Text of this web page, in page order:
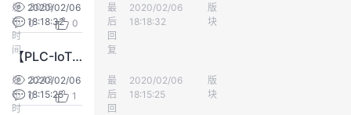
的
课
程
我
的
认
我
的
我
技
术
支
的
云
声
发
布
时
间
2020/02/06
18:18:32
最
后
回
复
daiwei
2020/02/06
18:18:32
版
块
3069
0
0
【PLC-IoT产品介绍】概述 - 第1期
发
布
时
2020/02/06
18:15:25
最
后
回
daiwei
2020/02/06
18:15:25
版
块
3243
0
1